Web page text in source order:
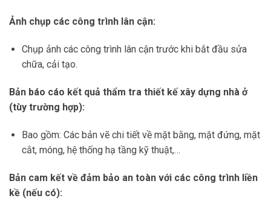
Ảnh chụp các công trình lân cận:
Chụp ảnh các công trình lân cận trước khi bắt đầu sửa
chữa, cải tạo.
Bản báo cáo kết quả thẩm tra thiết kế xây dựng nhà ở
(tùy trường hợp):
Bao gồm: Các bản vẽ chi tiết về mặt bằng, mặt đứng, mặt
cắt, móng, hệ thống hạ tầng kỹ thuật,…
Bản cam kết về đảm bảo an toàn với các công trình liền
kề (nếu có):